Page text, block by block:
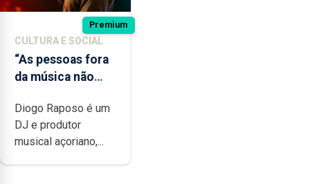
Premium
CULTURA E SOCIAL
“As pessoas fora
da música não
quão difícil é
produzir uma
música”
Diogo Raposo é um
DJ e produtor
musical açoriano,...